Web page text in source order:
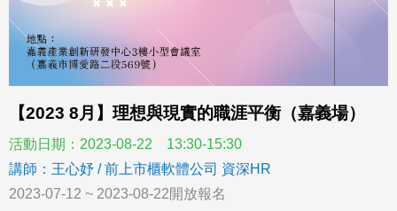
【2023 8月】理想與現實的職涯平衡（嘉義場）
活動日期：2023-08-22 13:30-15:30
講師：王心妤 / 前上市櫃軟體公司 資深HR
2023-07-12 ~ 2023-08-22開放報名